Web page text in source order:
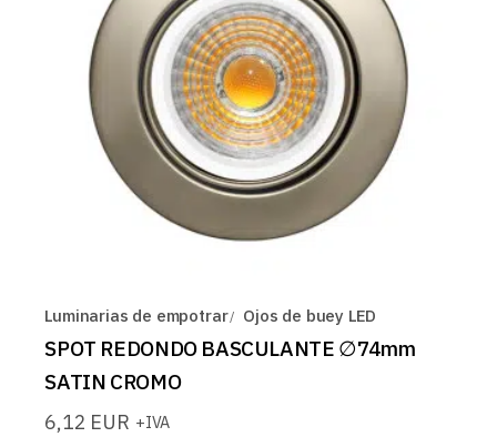
Luminarias de empotrar Ojos de buey LED
SPOT REDONDO BASCULANTE ∅74mm
SATIN CROMO
6,12 EUR +IVA